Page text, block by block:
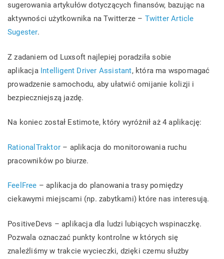
sugerowania artykułów dotyczących finansów, bazując na
aktywności użytkownika na Twitterze – Twitter Article
Sugester.
Z zadaniem od Luxsoft najlepiej poradziła sobie
aplikacja Intelligent Driver Assistant, która ma wspomagać
prowadzenie samochodu, aby ułatwić omijanie kolizji i
bezpieczniejszą jazdę.
Na koniec został Estimote, który wyróżnił aż 4 aplikację:
RationalTraktor – aplikacja do monitorowania ruchu
pracowników po biurze.
FeelFree – aplikacja do planowania trasy pomiędzy
ciekawymi miejscami (np. zabytkami) które nas interesują.
PositiveDevs – aplikacja dla ludzi lubiących wspinaczkę.
Pozwala oznaczać punkty kontrolne w których się
znaleźliśmy w trakcie wycieczki, dzięki czemu służby